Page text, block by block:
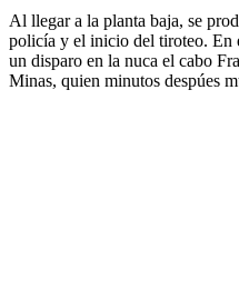
Al llegar a la planta baja, se
policía y el inicio del tiroteo. En
un disparo en la nuca el cabo
Minas, quien minutos despúes